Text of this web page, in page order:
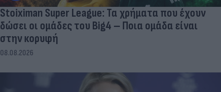
Stoiximan Super League: Τα χρήματα που έχουν
δώσει οι ομάδες του Big4 – Ποια ομάδα είναι
στην κορυφή
08.08.2026